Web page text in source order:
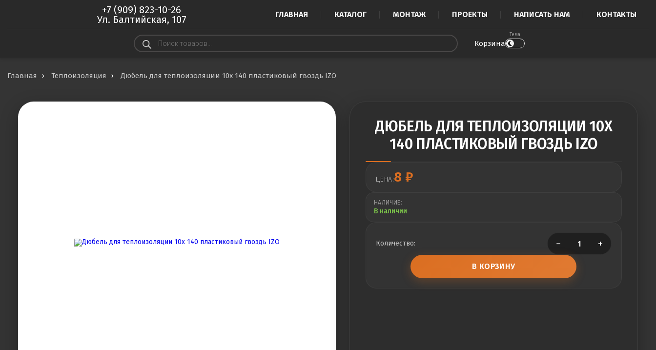
+7 (909) 823-10-26
Ул. Балтийская, 107
ГЛАВНАЯ КАТАЛОГ МОНТАЖ ПРОЕКТЫ НАПИСАТЬ НАМ КОНТАКТЫ
Поиск
товаров
Корзина
Тема
Главная Теплоизоляция Дюбель для теплоизоляции 10х 140 пластиковый гвоздь IZO
ДЮБЕЛЬ ДЛЯ ТЕПЛОИЗОЛЯЦИИ 10Х
140 ПЛАСТИКОВЫЙ ГВОЗДЬ IZO
ЦЕНА:8 ₽
НАЛИЧИЕ:
В наличии
Количество: − +
В КОРЗИНУ